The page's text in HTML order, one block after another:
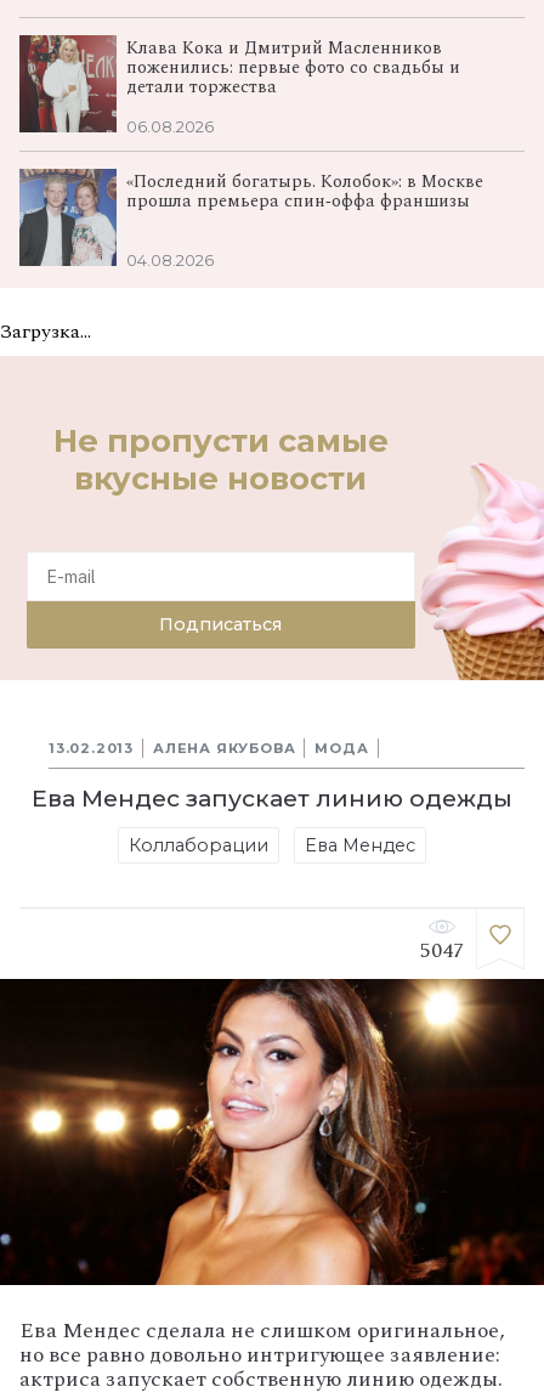
Клава Кока и Дмитрий Масленников
поженились: первые фото со свадьбы и
детали торжества
06.08.2026
«Последний богатырь. Колобок»: в Москве
прошла премьера спин‑оффа франшизы
04.08.2026
Загрузка...
Не пропусти самые
вкусные новости
Подписаться
13.02.2013 АЛЕНА ЯКУБОВА МОДА
Ева Мендес запускает линию одежды
Коллаборации Ева Мендес
5047
Ева Мендес сделала не слишком оригинальное,
но все равно довольно интригующее заявление:
актриса запускает собственную линию одежды.